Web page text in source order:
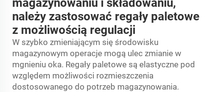
należy zastosować regały paletowe
z możliwością regulacji
W szybko zmieniającym się środowisku
magazynowym operacje mogą ulec zmianie w
mgnieniu oka. Regały paletowe są elastyczne pod
względem możliwości rozmieszczenia
dostosowanego do potrzeb magazynowania.